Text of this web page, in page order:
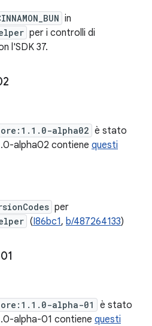
in
per i controlli di
l'SDK 37.
alpha02 è stato
alpha02 contiene questi
per
(I86bc1, b/487264133)
alpha-01
è stato
alpha-01 contiene questi